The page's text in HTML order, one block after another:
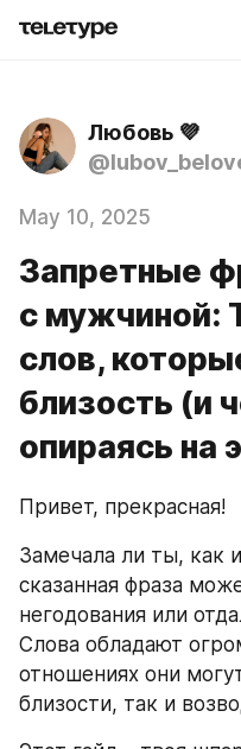
Любовь 💜
May 10, 2025
Запретные
с мужчиной:
слов,
близость (и
опираясь на
Привет, прекрасная!
Замечала ли ты, как
сказанная фраза
негодования или
Слова обладают
отношениях они
близости, так и